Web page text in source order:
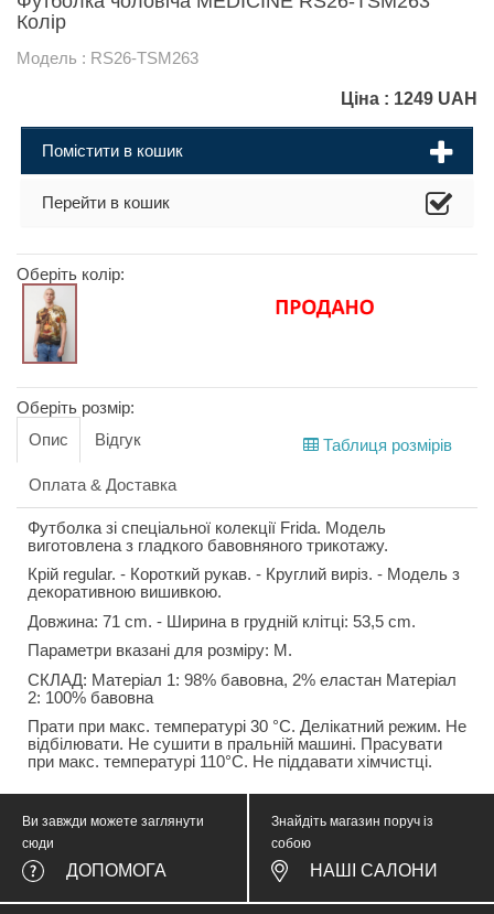
Колір
Модель : RS26-TSM263
Ціна : 1249 UAH
Помістити в кошик
Перейти в кошик
Оберіть колір:
Оберіть розмір:
Таблиця розмірів
Опис Відгук
Оплата & Доставка
Футболка зі спеціальної колекції Frida. Модель
виготовлена з гладкого бавовняного трикотажу.
Крій regular. - Короткий рукав. - Круглий виріз. - Модель з
декоративною вишивкою.
Довжина: 71 cm. - Ширина в грудній клітці: 53,5 cm.
Параметри вказані для розміру: М.
СКЛАД: Матеріал 1: 98% бавовна, 2% еластан Матеріал
2: 100% бавовна
Прати при макс. температурі 30 °C. Делікатний режим. Не
відбілювати. Не сушити в пральній машині. Прасувати
при макс. температурі 110°C. Не піддавати хімчистці.
Ви завжди можете заглянути
сюди
ДОПОМОГА
Знайдіть магазин поруч із
собою
НАШІ САЛОНИ